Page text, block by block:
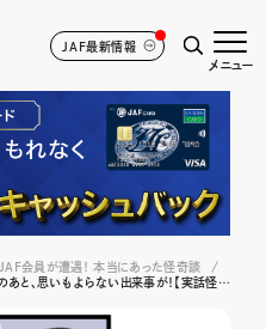
JAF最新情報
メニュー
JAF会員が遭遇！ 本当にあった怪奇談
金縛り中に現れたのは──2匹のキツネ⁉そのあと、思いもよらない出来事が！【実話怪奇談】